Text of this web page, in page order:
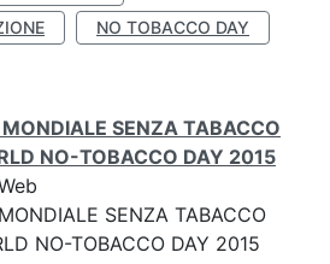
NO TOBACCO DAY
SENZA TABACCO
NO-TOBACCO DAY 2015
SENZA TABACCO
NO-TOBACCO DAY 2015